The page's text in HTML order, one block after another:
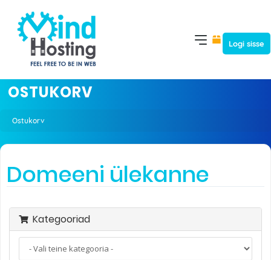
Logi sisse
OSTUKORV
Ostukorv
Domeeni ülekanne
Kategooriad